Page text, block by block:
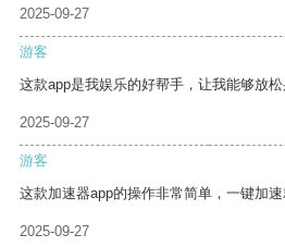
2025-09-27
游客
这款app是我娱乐的好帮手，让我能够放松
2025-09-27
游客
这款加速器app的操作非常简单，一键加速
2025-09-27